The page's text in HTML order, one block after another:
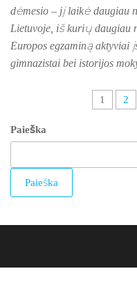
dėmesio – jį laikė daugiau
Lietuvoje, iš kurių daugiau
Europos egzaminą
gimnazistai bei istorijos
1 2
Paieška
Paieška